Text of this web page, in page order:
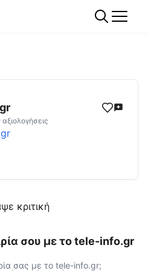
Αξιολογήσεις | Δες
κριτική
σου με τοtele-info.gr
σας με το tele-info.gr;